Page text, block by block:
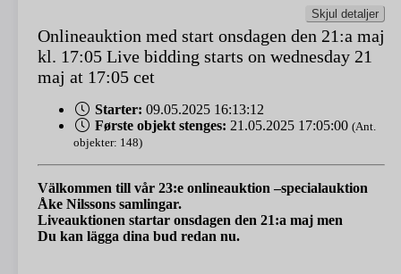
Skjul detaljer
Onlineauktion med start onsdagen den 21:a maj
kl. 17:05 Live bidding starts on wednesday 21
maj at 17:05 cet
Starter: 09.05.2025 16:13:12
Første objekt stenges: 21.05.2025 17:05:00 (Ant.
objekter: 148)
Välkommen till vår 23:e onlineauktion –specialauktion
Åke Nilssons samlingar.
Liveauktionen startar onsdagen den 21:a maj men
Du kan lägga dina bud redan nu.